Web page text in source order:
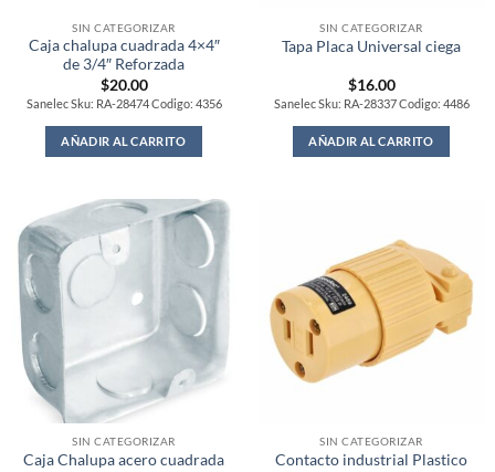
SIN CATEGORIZAR
Caja chalupa cuadrada 4×4″
de 3/4″ Reforzada
$20.00
Sanelec Sku: RA-28474 Codigo: 4356
AÑADIR AL CARRITO
SIN CATEGORIZAR
Tapa Placa Universal ciega
$16.00
Sanelec Sku: RA-28337 Codigo: 4486
AÑADIR AL CARRITO
SIN CATEGORIZAR
Caja Chalupa acero cuadrada
SIN CATEGORIZAR
Contacto industrial Plastico